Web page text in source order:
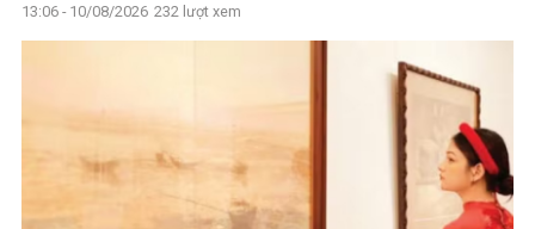
13:06 - 10/08/2026 232 lượt xem